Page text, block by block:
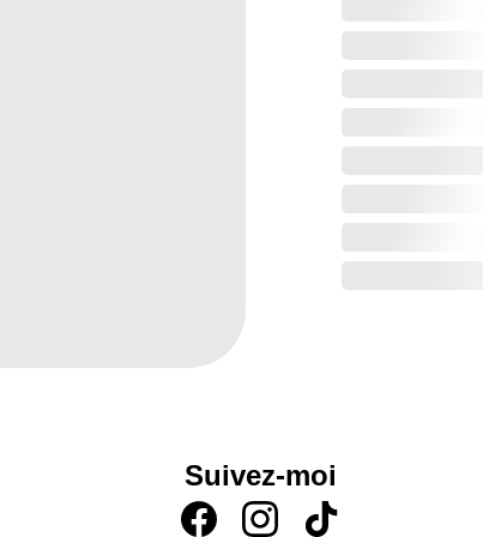
Suivez-moi